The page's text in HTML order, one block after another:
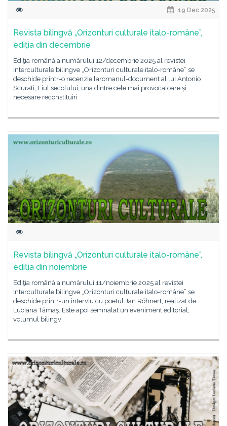
19 Dec 2025
Revista bilingvă „Orizonturi culturale italo-române”,
ediţia din decembrie
Ediţia română a numărului 12/decembrie 2025 al revistei
interculturale bilingve „Orizonturi culturale italo-române” se
deschide printr-o recenzie laromanul-document al lui Antonio
Scurati, Fiul secolului, una dintre cele mai provocatoare și
necesare reconstituiri
Revista bilingvă „Orizonturi culturale italo-române”,
ediţia din noiembrie
Ediţia română a numărului 11/noiembrie 2025 al revistei
interculturale bilingve „Orizonturi culturale italo-române” se
deschide printr-un interviu cu poetul Jan Röhnert, realizat de
Luciana Tămaş. Este apoi semnalat un eveniment editorial,
volumul bilingv